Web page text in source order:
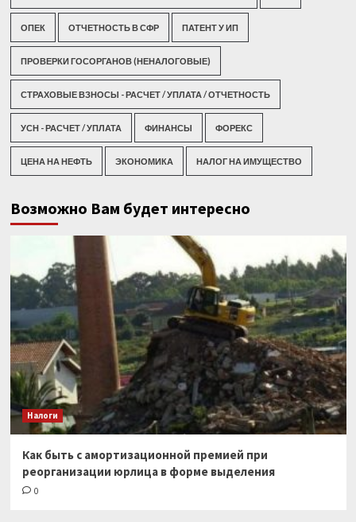
ОПЕК ОТЧЕТНОСТЬ В СФР ПАТЕНТ У ИП
ПРОВЕРКИ ГОСОРГАНОВ (НЕНАЛОГОВЫЕ)
СТРАХОВЫЕ ВЗНОСЫ - РАСЧЕТ / УПЛАТА / ОТЧЕТНОСТЬ
УСН - РАСЧЕТ / УПЛАТА ФИНАНСЫ ФОРЕКС
ЦЕНА НА НЕФТЬ ЭКОНОМИКА НАЛОГ НА ИМУЩЕСТВО
Возможно Вам будет интересно
Налоги
Как быть с амортизационной премией при
реорганизации юрлица в форме выделения
0